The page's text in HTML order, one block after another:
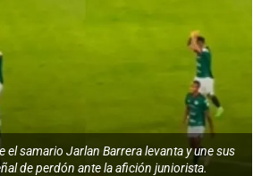
el samario Jarlan Barrera levanta y une sus
de perdón ante la afición juniorista.